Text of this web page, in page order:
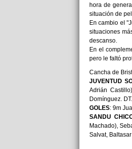
hora de
situación de
En cambio el
situaciones
descanso.
En el
pero le faltó
Cancha de
JUVENTUD
Adrián
Domínguez.
GOLES: 9m
SANDU
Machado),
Salvat,